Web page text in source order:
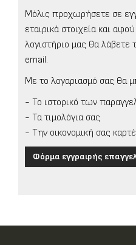
Μόλις προχωρήσετε σε
εταιρικά στοιχεία και
λογιστήριο μας θα
email.
Με το λογαριασμό σας θα
- Το ιστορικό των
- Τα τιμολόγια σας
- Την οικονομική σας
Φόρμα εγγραφής